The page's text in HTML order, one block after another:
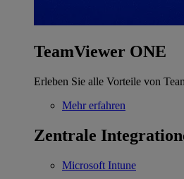
TeamViewer ONE
Erleben Sie alle Vorteile von
Mehr erfahren
Zentrale
Microsoft Intune